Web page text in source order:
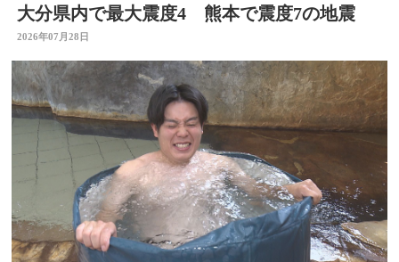
大分県内で最大震度4 熊本で震度7の地震
2026年07月28日